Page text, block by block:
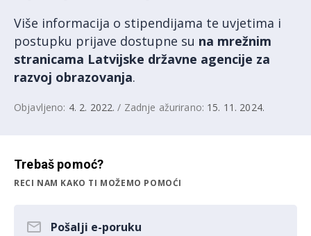
Više informacija o stipendijama te uvjetima i
postupku prijave dostupne su na mrežnim
stranicama Latvijske državne agencije za
razvoj obrazovanja.
Objavljeno: 4. 2. 2022. / Zadnje ažurirano: 15. 11. 2024.
Trebaš pomoć?
RECI NAM KAKO TI MOŽEMO POMOĆI
Pošalji e-poruku